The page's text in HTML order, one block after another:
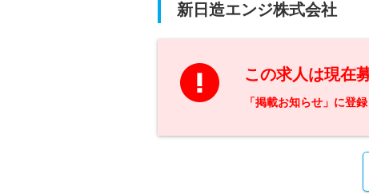
新日造エンジ株式会社
この求人は現在
「掲載お知らせ」に登